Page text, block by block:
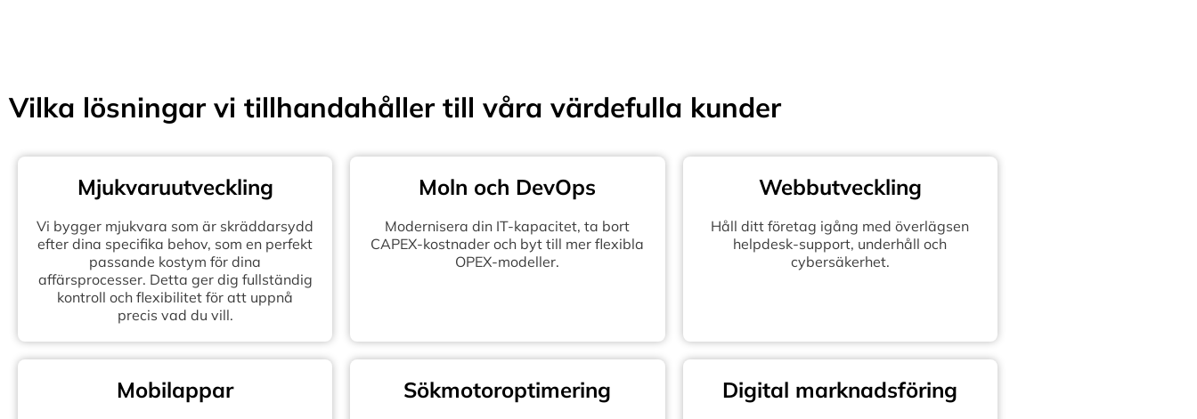
Vilka lösningar vi tillhandahåller till våra värdefulla kunder
Mjukvaruutveckling
Vi bygger mjukvara som är skräddarsydd
efter dina specifika behov, som en perfekt
passande kostym för dina
affärsprocesser. Detta ger dig fullständig
kontroll och flexibilitet för att uppnå
precis vad du vill.
Moln och DevOps
Modernisera din IT-kapacitet, ta bort
CAPEX-kostnader och byt till mer flexibla
OPEX-modeller.
Webbutveckling
Håll ditt företag igång med överlägsen
helpdesk-support, underhåll och
cybersäkerhet.
Mobilappar Sökmotoroptimering Digital marknadsföring